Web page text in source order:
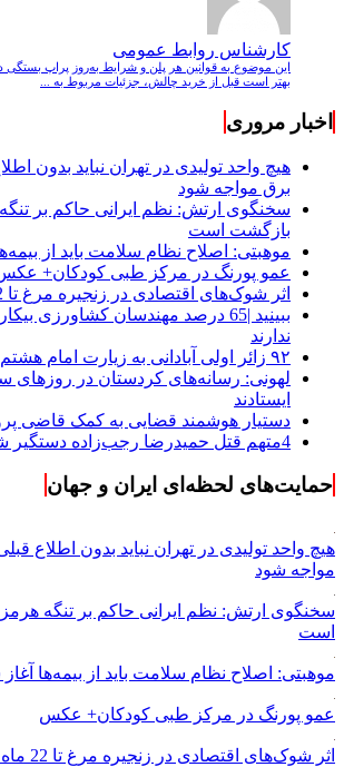
کارشناس روابط عمومی
این موضوع به قوانین هر پلن و شرایط به‌روز پراپ بستگی
بهتر است قبل از خرید چالش، جزئیات مربوط به ...
اخبار مروری
هیچ واحد تولیدی در تهران نباید بدون
برق مواجه شود
سخنگوی ارتش: نظم ایرانی حاکم بر
بازگشت است
موهبتی: اصلاح نظام سلامت باید از
عمو پورنگ در مرکز طبی کودکان+
اثر شوک‌های اقتصادی در زنجیره مرغ تا 22 ماه باقی می‌ماند
ببینید |65 درصد مهندسان کشاورزی
ندارند
۹۲ زائر اولی آبادانی به زیارت امام هشتم اعزام شدند
لهونی: رسانه‌های کردستان در روزهای
ایستادند
دستیار هوشمند قضایی به کمک قاضی
4متهم قتل حمیدرضا رجب‌زاده دستگیر شدند
حمایت‌های لحظه‌ای ایران و جهان
هیچ واحد تولیدی در تهران نباید بدون اطلاع
مواجه شود
سخنگوی ارتش: نظم ایرانی حاکم بر تنگه
است
موهبتی: اصلاح نظام سلامت باید از بیمه‌ها
عمو پورنگ در مرکز طبی کودکان+ عکس
اثر شوک‌های اقتصادی در زنجیره مرغ تا 22 ماه باقی می‌ماند